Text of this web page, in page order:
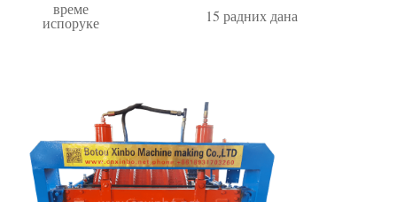
време
испоруке 15 радних дана